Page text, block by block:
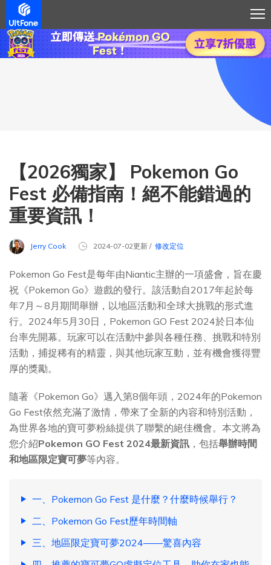
【2026獨家】 Pokemon Go
Fest 必備指南！絕不能錯過的
重要資訊！
Jerry Cook 2024-07-02更新 / 修改定位
Pokemon Go Fest是每年由Niantic主辦的一項盛會，旨在慶
祝《Pokemon Go》遊戲的發行。該活動自2017年起於每
年7月～8月期間舉辦，以地區活動和全球大挑戰的形式進
行。2024年5月30日，Pokemon GO Fest 2024於日本仙
台率先開幕。玩家可以在活動中參與各種任務、挑戰和特別
活動，捕捉稀有的精靈，與其他玩家互動，並有機會獲得豐
厚的獎勵。
隨著《Pokemon Go》邁入第8個年頭，2024年的Pokemon
Go Fest依然充滿了激情，帶來了全新的內容和特別活動，
為世界各地的寶可夢粉絲提供了聯繫的絕佳機會。本文將為
您介紹Pokemon GO Fest 2024最新資訊 ，包括舉辦時間
和地區限定寶可夢等內容。
一、Pokemon Go Fest 是什麼？什麼時候舉行？
二、Pokemon Go Fest歷年時間軸
三、地區限定寶可夢2024——驚喜內容